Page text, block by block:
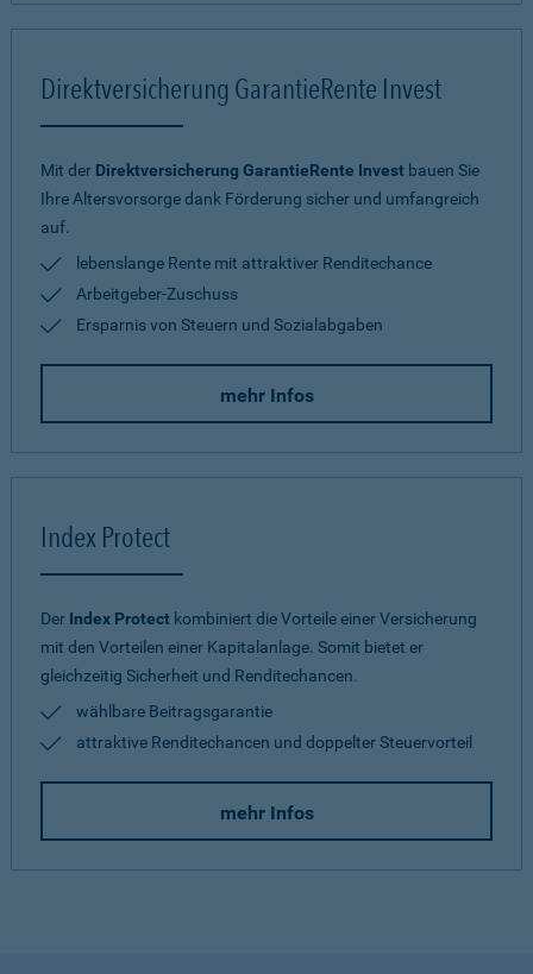
Direktversicherung GarantieRente Invest
Mit der Direktversicherung GarantieRente Invest bauen Sie
Ihre Altersvorsorge dank Förderung sicher und umfangreich
auf.
lebenslange Rente mit attraktiver Renditechance
Arbeitgeber-Zuschuss
Ersparnis von Steuern und Sozialabgaben
mehr Infos
Index Protect
Der Index Protect kombiniert die Vorteile einer Versicherung
mit den Vorteilen einer Kapitalanlage. Somit bietet er
gleichzeitig Sicherheit und Renditechancen.
wählbare Beitragsgarantie
attraktive Renditechancen und doppelter Steuervorteil
mehr Infos